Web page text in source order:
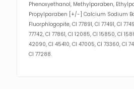
Phenoxyethanol, Methylparaben,
Propylparaben [+/-] Calcium Sodium
Fluorphlogopite, CI 77891, CI 77491, CI
77742, CI 77861, CI 12085, CI 15850, CI
42090, CI 45410, CI 47005, CI 73360, CI
CI 77288.